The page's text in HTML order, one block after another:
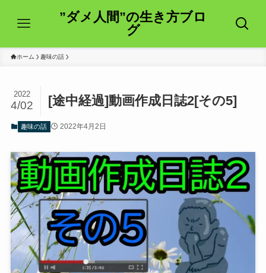
”ダメ人間”の生き方ブロ
グ
ホーム 趣味の話
[途中経過]動画作成日誌2[その5]
2022
4/02
趣味の話 2022年4月2日